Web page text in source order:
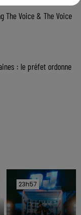
The Voice & The Voice
: le préfet ordonne
23h57
23h57